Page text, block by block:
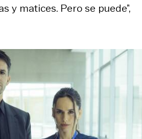
y matices. Pero se puede”,